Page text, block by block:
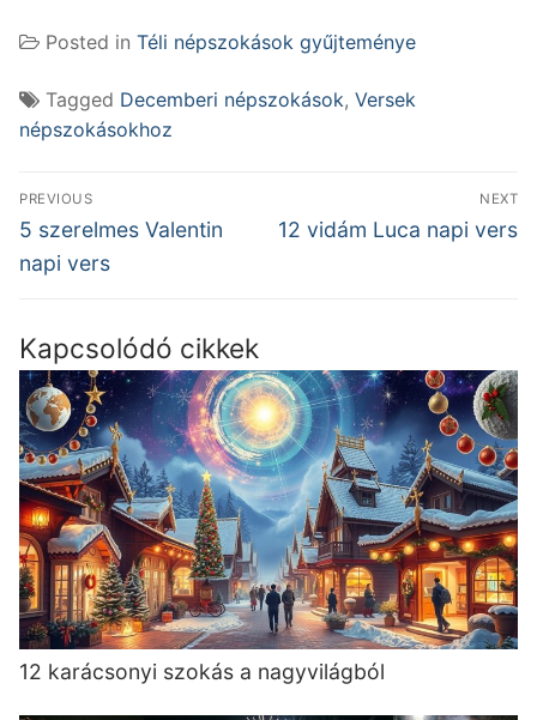
Posted in Téli népszokások gyűjteménye
Tagged Decemberi népszokások, Versek
népszokásokhoz
Bejegyzés
navigáció
PREVIOUS
Previous
post:
5 szerelmes Valentin
napi vers
NEXT
Next
12 vidám Luca napi vers
Kapcsolódó cikkek
12 karácsonyi szokás a nagyvilágból